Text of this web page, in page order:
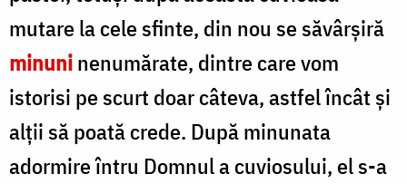
mutare la cele sfinte, din nou se săvârşiră
minuninenumărate, dintre care vom
istorisi pe scurt doar câteva, astfel încât şi
alţii să poată crede. După minunata
adormire întru Domnul a cuviosului, el s-a